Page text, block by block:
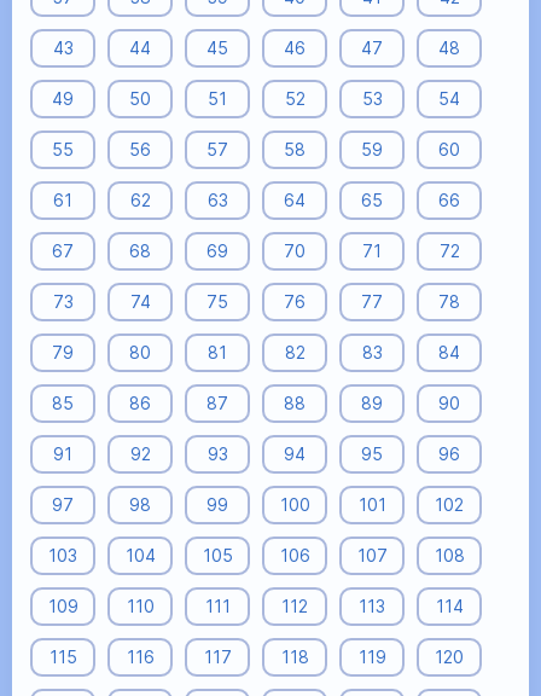
43 44 45 46 47 48
49 50 51 52 53 54
55 56 57 58 59 60
61 62 63 64 65 66
67 68 69 70 71 72
73 74 75 76 77 78
79 80 81 82 83 84
85 86 87 88 89 90
91 92 93 94 95 96
97 98 99 100 101 102
103 104 105 106 107 108
109 110 111 112 113 114
115 116 117 118 119 120